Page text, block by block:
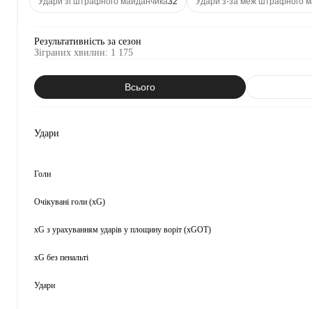
Результативність за сезон
Зіграних хвилин: 1 175
Всього
Удари
Голи
Очікувані голи (xG)
xG з урахуванням ударів у площину воріт (xGOT)
xG без пенальті
Удари